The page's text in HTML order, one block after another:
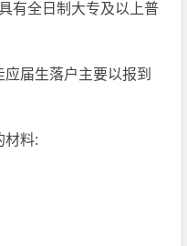
有全日制大专及以上普
届生落户主要以报到
材料: